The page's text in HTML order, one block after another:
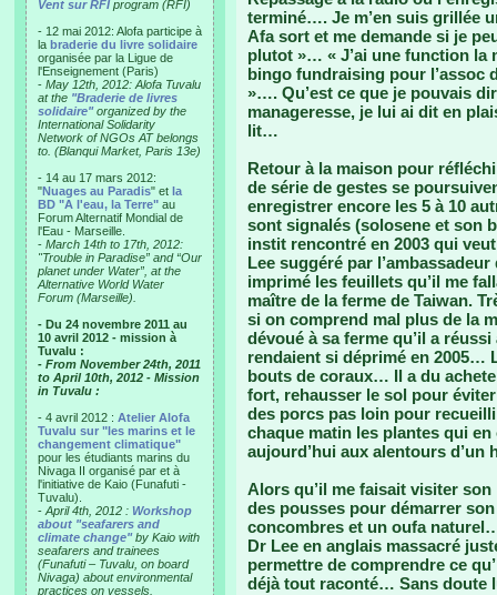
Vent sur RFI program (RFI)
- 12 mai 2012: Alofa participe à
la braderie du livre solidaire
organisée par la Ligue de
l'Enseignement (Paris)
- May 12th, 2012: Alofa Tuvalu
at the "Braderie de livres
solidaire"organized by the
International Solidarity
Network of NGOs AT belongs
to. (Blanqui Market, Paris 13e)
- 14 au 17 mars 2012:
"Nuages au Paradis" et la
BD "A l'eau, la Terre" au
Forum Alternatif Mondial de
l'Eau - Marseille.
- March 14th to 17th, 2012:
"Trouble in Paradise” and “Our
planet under Water”, at the
Alternative World Water
Forum (Marseille).
- Du 24 novembre 2011 au
10 avril 2012 - mission à
Tuvalu :
- From November 24th, 2011
to April 10th, 2012 - Mission
in Tuvalu :
- 4 avril 2012 : Atelier Alofa
Tuvalu sur "les marins et le
changement climatique"
pour les étudiants marins du
Nivaga II organisé par et à
l'initiative de Kaio (Funafuti -
Tuvalu).
- April 4th, 2012 : Workshop
about "seafarers and
climate change"by Kaio with
seafarers and trainees
(Funafuti – Tuvalu, on board
Nivaga) about environmental
practices on vessels.
terminé…. Je m’en suis grillée
Afa sort et me demande si je
plutot »… « J’ai une function la
bingo fundraising pour l’assoc
»…. Qu’est ce que je pouvais
manageresse, je lui ai dit en
lit…
Retour à la maison pour
de série de gestes se
enregistrer encore les 5 à 10
sont signalés (solosene et son
instit rencontré en 2003 qui
Lee suggéré par
imprimé les feuillets qu’il me
maître de la ferme de Taiwan.
si on comprend mal plus de la
dévoué à sa ferme qu’il a
rendaient si déprimé en 2005…
bouts de coraux… Il a du
fort, rehausser le sol pour
des porcs pas loin pour
chaque matin les plantes qui
aujourd’hui aux alentours d’un
Alors qu’il me faisait visiter
des pousses pour démarrer
concombres et un oufa
Dr Lee en anglais massacré
permettre de comprendre ce
déjà tout raconté… Sans doute